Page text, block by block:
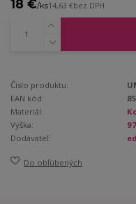
18 €/ks14,63 €bez DPH
Číslo produktu:
EAN kód:
Materiál:
Výška:
Dodávateľ:
Do obľúbených